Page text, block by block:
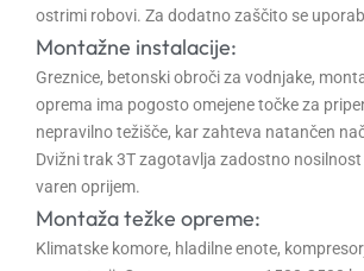
ostrimi robovi. Za dodatno zaščito se
Montažne instalacije:
Greznice, betonski obroči za vodnjake,
oprema ima pogosto omejene točke za
nepravilno težišče, kar zahteva natančen
Dvižni trak 3T zagotavlja zadostno
varen oprijem.
Montaža težke opreme:
Klimatske komore, hladilne enote,